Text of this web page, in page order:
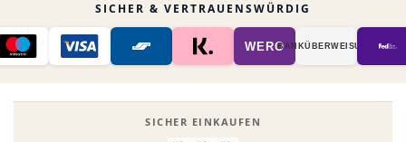
SICHER & VERTRAUENSWÜRDIG
WEROBANK­ÜBER­WEISUNG
SICHER EINKAUFEN